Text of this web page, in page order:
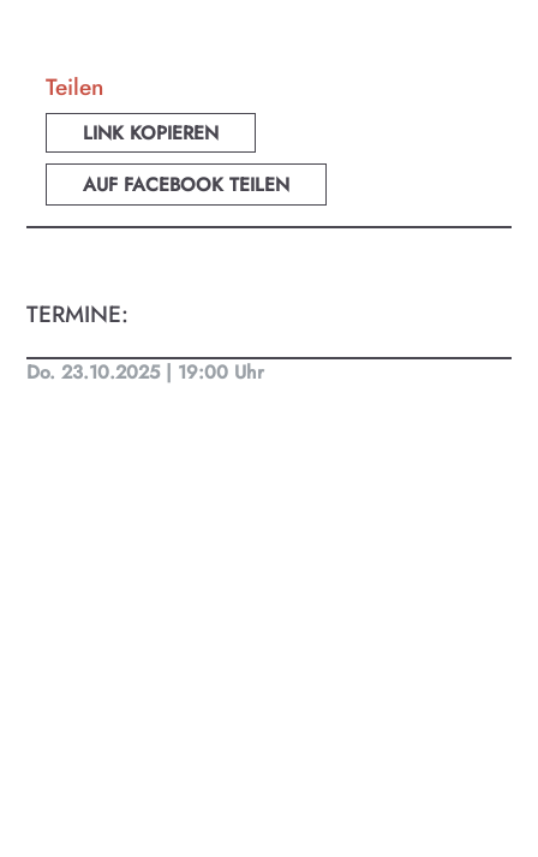
Teilen
LINK KOPIEREN
AUF FACEBOOK TEILEN
TERMINE:
Do. 23.10.2025 | 19:00 Uhr
KULTplan ABO
Kultur in Salzburg auf einen Blick
Finde täglich bis zu 50 Veranstaltungen in Stadt
für Menschen von 0-99.